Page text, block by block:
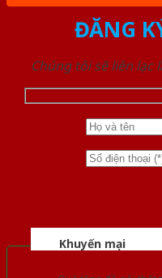
ĐĂNG
Chúng tôi sẽ liên
Khuyến mại